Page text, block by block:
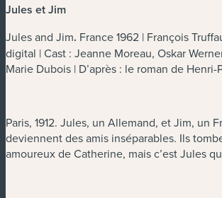
Jules et Jim
Jules and Jim. France 1962 | François
digital | Cast : Jeanne Moreau, Oskar
Marie Dubois | D’après : le roman de Henri-
Paris, 1912. Jules, un Allemand, et Jim, un
deviennent des amis inséparables. Ils
amoureux de Catherine, mais c’est Jules